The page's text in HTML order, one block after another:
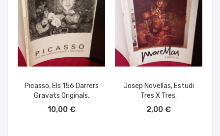
Picasso, Els 156 Darrers
Gravats Originals.
10,00 €
Josep Novellas, Estudi
Tres X Tres.
2,00 €